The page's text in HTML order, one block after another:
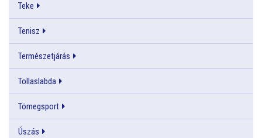
Teke
Tenisz
Természetjárás
Tollaslabda
Tömegsport
Úszás